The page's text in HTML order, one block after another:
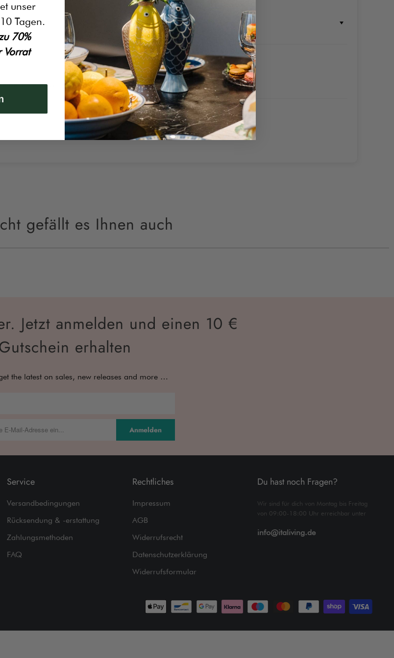
0%
(0)
letzte Bestellung
gefällt es Ihnen auch
Jetzt anmelden und einen 10 €
erhalten
the latest on sales, new releases and more …
Anmelden
Service
Versandbedingungen
Rücksendung & -erstattung
Zahlungsmethoden
FAQ
Rechtliches
Impressum
AGB
Widerrufsrecht
Datenschutzerklärung
Widerrufsformular
Du hast noch Fragen?
Wir sind für dich von Montag bis Freitag
von 09:00-18:00 Uhr erreichbar unter
info@italiving.de
unser
Tagen.
70%
Vorrat